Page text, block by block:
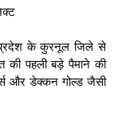
प्रदेश के कुरनूल जिले से
की पहली बड़े पैमाने की
और डेक्कन गोल्ड जैसी